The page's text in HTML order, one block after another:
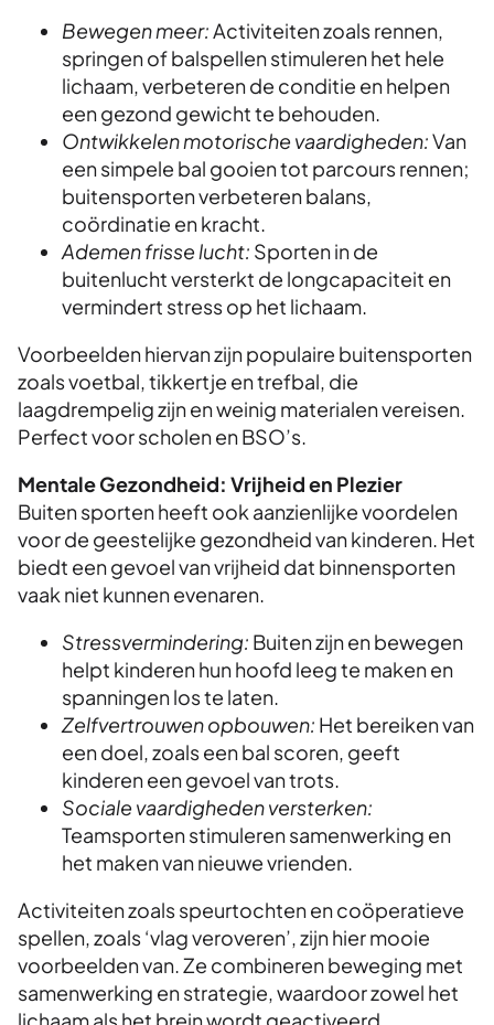
Bewegen meer:Activiteiten zoals rennen,
springen of balspellen stimuleren het hele
lichaam, verbeteren de conditie en helpen
een gezond gewicht te behouden.
Ontwikkelen motorische vaardigheden:Van
een simpele bal gooien tot parcours rennen;
buitensporten verbeteren balans,
coördinatie en kracht.
Ademen frisse lucht: Sporten in de
buitenlucht versterkt de longcapaciteit en
vermindert stress op het lichaam.
Voorbeelden hiervan zijn populaire buitensporten
zoals voetbal, tikkertje en trefbal, die
laagdrempelig zijn en weinig materialen vereisen.
Perfect voor scholen en BSO’s.
Mentale Gezondheid: Vrijheid en Plezier
Buiten sporten heeft ook aanzienlijke voordelen
voor de geestelijke gezondheid van kinderen. Het
biedt een gevoel van vrijheid dat binnensporten
vaak niet kunnen evenaren.
Stressvermindering: Buiten zijn en bewegen
helpt kinderen hun hoofd leeg te maken en
spanningen los te laten.
Zelfvertrouwen opbouwen: Het bereiken van
een doel, zoals een bal scoren, geeft
kinderen een gevoel van trots.
Sociale vaardigheden versterken:
Teamsporten stimuleren samenwerking en
het maken van nieuwe vrienden.
Activiteiten zoals speurtochten en coöperatieve
spellen, zoals ‘vlag veroveren’, zijn hier mooie
voorbeelden van. Ze combineren beweging met
samenwerking en strategie, waardoor zowel het